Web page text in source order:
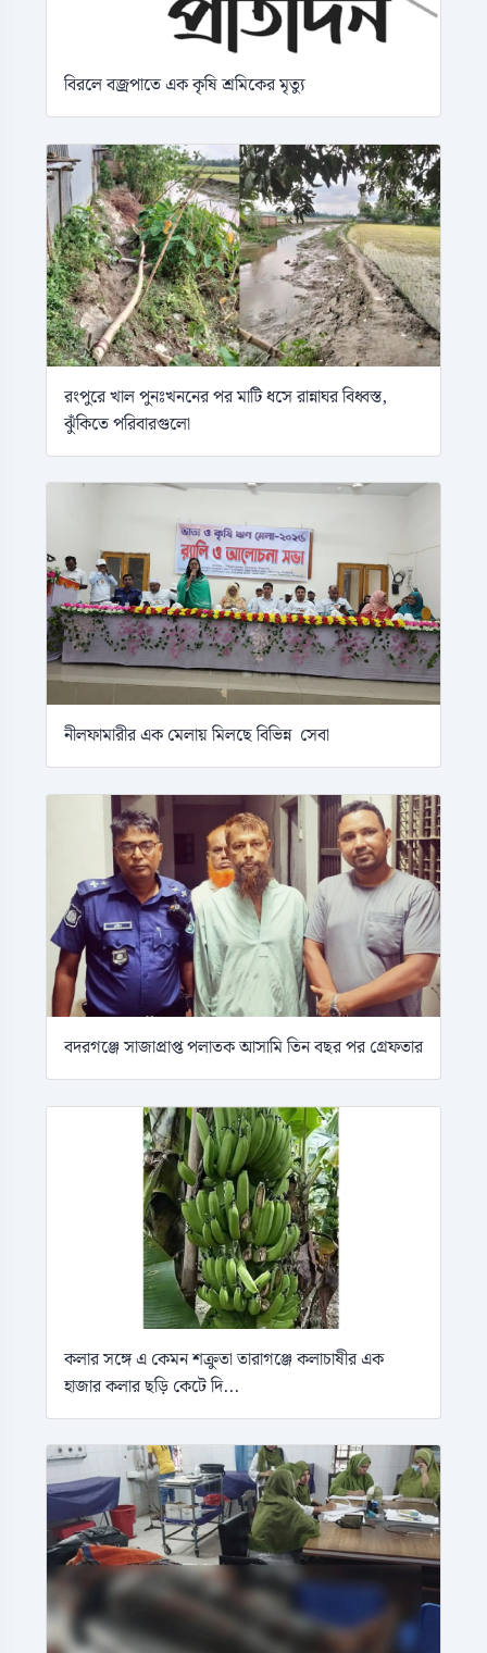
বিরলে বজ্রপাতে এক কৃষি শ্রমিকের মৃত্যু
রংপুরে খাল পুনঃখননের পর মাটি ধসে রান্নাঘর বিধ্বস্ত,
ঝুঁকিতে পরিবারগুলো
নীলফামারীর এক মেলায় মিলছে বিভিন্ন সেবা
বদরগঞ্জে সাজাপ্রাপ্ত পলাতক আসামি তিন বছর পর গ্রেফতার
কলার সঙ্গে এ কেমন শক্রুতা তারাগঞ্জে কলাচাষীর এক
হাজার কলার ছড়ি কেটে দি...